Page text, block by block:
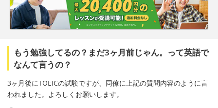
もう勉強してるの？まだ3ヶ月前じゃん。って英語で
なんて言うの？
3ヶ月後にTOEICの試験ですが、同僚に上記の質問内容のように言
われました。よろしくお願いします。